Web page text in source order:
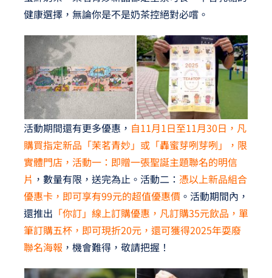
健康選擇，無論你是不是奶茶控絕對必嚐。
活動期間還有更多優惠， 自11月1日至11月30日，凡
購買指定新品「茉茗青妙」或「轟蜜芽咧芽咧」，限
實體門店，活動一：即贈一張聖誕主題聯名的明信
片 ，數量有限，送完為止。活動二： 憑以上新品組合
優惠卡，即可享有99元的超值優惠價。活動期間內，
還推出 「你訂」線上訂購優惠，凡訂購35元飲品，單
筆訂購五杯，即可現折20元，還可獲得2025年耍廢
聯名海報 ，機會難得，敬請把握！